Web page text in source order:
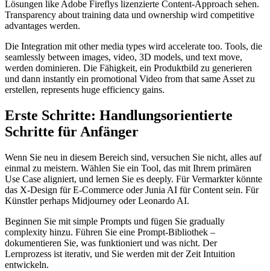
Lösungen like Adobe Fireflys lizenzierte Content-Approach sehen.
Transparency about training data und ownership wird competitive
advantages werden.
Die Integration mit other media types wird accelerate too. Tools, die
seamlessly between images, video, 3D models, und text move,
werden dominieren. Die Fähigkeit, ein Produktbild zu generieren
und dann instantly ein promotional Video from that same Asset zu
erstellen, represents huge efficiency gains.
Erste Schritte: Handlungsorientierte
Schritte für Anfänger
Wenn Sie neu in diesem Bereich sind, versuchen Sie nicht, alles auf
einmal zu meistern. Wählen Sie ein Tool, das mit Ihrem primären
Use Case aligniert, und lernen Sie es deeply. Für Vermarkter könnte
das X-Design für E-Commerce oder Junia AI für Content sein. Für
Künstler perhaps Midjourney oder Leonardo AI.
Beginnen Sie mit simple Prompts und fügen Sie gradually
complexity hinzu. Führen Sie eine Prompt-Bibliothek –
dokumentieren Sie, was funktioniert und was nicht. Der
Lernprozess ist iterativ, und Sie werden mit der Zeit Intuition
entwickeln.